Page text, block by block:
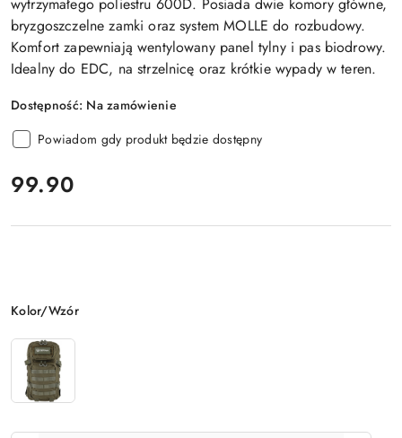
wytrzymałego poliestru 600D. Posiada dwie komory główne,
bryzgoszczelne zamki oraz system MOLLE do rozbudowy.
Komfort zapewniają wentylowany panel tylny i pas biodrowy.
Idealny do EDC, na strzelnicę oraz krótkie wypady w teren.
Dostępność: Na zamówienie
Powiadom gdy produkt będzie dostępny
cena:
99.90
Wariant
Kolor/Wzór